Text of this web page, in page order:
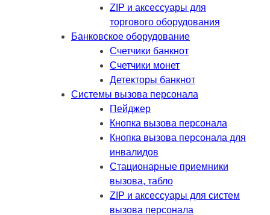
ZIP и аксессуары для
торгового оборудования
Банковское оборудование
Счетчики банкнот
Счетчики монет
Детекторы банкнот
Системы вызова персонала
Пейджер
Кнопка вызова персонала
Кнопка вызова персонала для
инвалидов
Стационарные приемники
вызова, табло
ZIP и аксессуары для систем
вызова персонала